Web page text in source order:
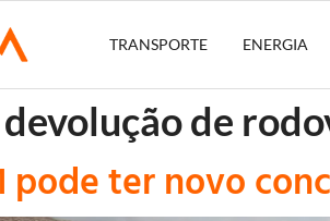
TRANSPORTE ENERGIA
devolução de
pode ter novo